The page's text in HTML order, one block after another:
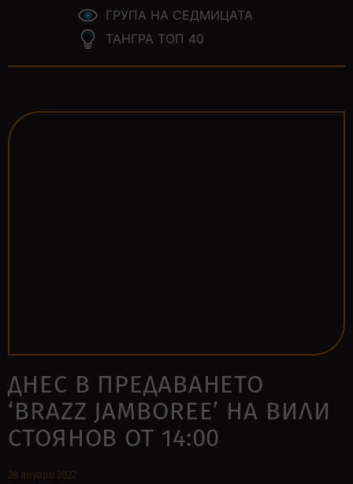
ГРУПА НА СЕДМИЦАТА
ТАНГРА ТОП 40
ДНЕС В ПРЕДАВАНЕТО
‘BRAZZ JAMBOREE’ НА ВИЛИ
СТОЯНОВ ОТ 14:00
28 януари 2022